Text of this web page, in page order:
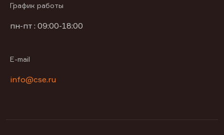
График работы
пн-пт : 09:00-18:00
E-mail
info@cse.ru